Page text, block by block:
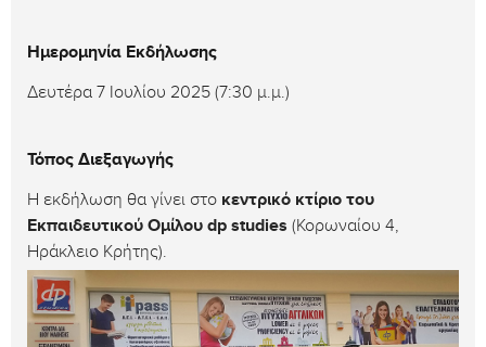
Ημερομηνία Εκδήλωσης
Δευτέρα 7 Ιουλίου 2025 (7:30 μ.μ.)
Τόπος Διεξαγωγής
Η εκδήλωση θα γίνει στο κεντρικό κτίριο του
Εκπαιδευτικού Ομίλου dp studies (Κορωναίου 4,
Ηράκλειο Κρήτης).